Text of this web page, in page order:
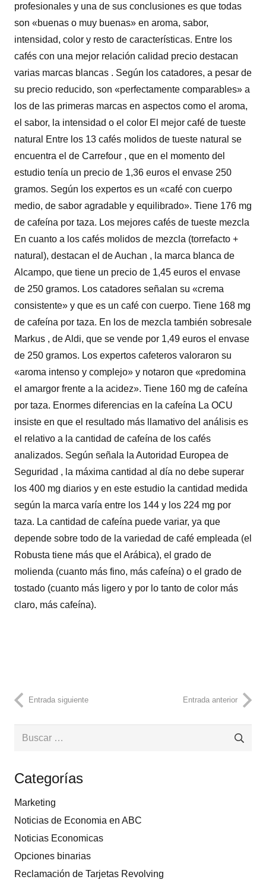
profesionales y una de sus conclusiones es que todas
son «buenas o muy buenas» en aroma, sabor,
intensidad, color y resto de características. Entre los
cafés con una mejor relación calidad precio destacan
varias marcas blancas . Según los catadores, a pesar de
su precio reducido, son «perfectamente comparables» a
los de las primeras marcas en aspectos como el aroma,
el sabor, la intensidad o el color El mejor café de tueste
natural Entre los 13 cafés molidos de tueste natural se
encuentra el de Carrefour , que en el momento del
estudio tenía un precio de 1,36 euros el envase 250
gramos. Según los expertos es un «café con cuerpo
medio, de sabor agradable y equilibrado». Tiene 176 mg
de cafeína por taza. Los mejores cafés de tueste mezcla
En cuanto a los cafés molidos de mezcla (torrefacto +
natural), destacan el de Auchan , la marca blanca de
Alcampo, que tiene un precio de 1,45 euros el envase
de 250 gramos. Los catadores señalan su «crema
consistente» y que es un café con cuerpo. Tiene 168 mg
de cafeína por taza. En los de mezcla también sobresale
Markus , de Aldi, que se vende por 1,49 euros el envase
de 250 gramos. Los expertos cafeteros valoraron su
«aroma intenso y complejo» y notaron que «predomina
el amargor frente a la acidez». Tiene 160 mg de cafeína
por taza. Enormes diferencias en la cafeína La OCU
insiste en que el resultado más llamativo del análisis es
el relativo a la cantidad de cafeína de los cafés
analizados. Según señala la Autoridad Europea de
Seguridad , la máxima cantidad al día no debe superar
los 400 mg diarios y en este estudio la cantidad medida
según la marca varía entre los 144 y los 224 mg por
taza. La cantidad de cafeína puede variar, ya que
depende sobre todo de la variedad de café empleada (el
Robusta tiene más que el Arábica), el grado de
molienda (cuanto más fino, más cafeína) o el grado de
tostado (cuanto más ligero y por lo tanto de color más
claro, más cafeína).
Entrada siguiente Entrada anterior
Buscar:
Categorías
Marketing
Noticias de Economia en ABC
Noticias Economicas
Opciones binarias
Reclamación de Tarjetas Revolving